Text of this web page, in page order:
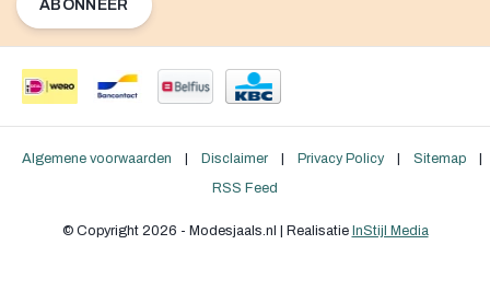
ABONNEER
Algemene voorwaarden Disclaimer Privacy Policy Sitemap
RSS Feed
© Copyright 2026 - Modesjaals.nl | Realisatie InStijl Media